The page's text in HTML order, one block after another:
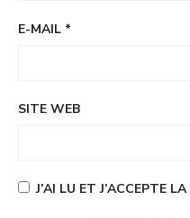
E-MAIL *
SITE WEB
J’AI LU ET J’ACCEPTE LA